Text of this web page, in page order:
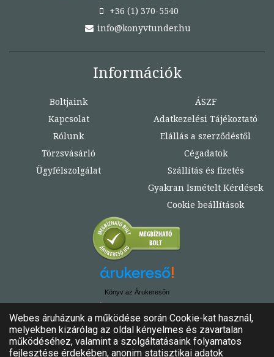
+36 (1) 370-5540
info@konyvtunder.hu
Információk
Boltjaink
Kapcsolat
Rólunk
Törzsvásárló
Ügyfélszolgálat
ÁSZF
Adatkezelési Tájékoztató
Elállás a szerződéstől
Cégadatok
Szállítás és fizetés
Gyakran Ismételt Kérdések
Cookie beállítások
Könyv az Árukeresőn